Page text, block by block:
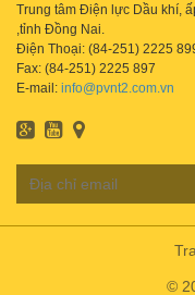
Trung tâm Điện lực Dầu khí,
,tỉnh Đồng Nai.
Điện Thoại: (84-251) 2225
Fax: (84-251) 2225 897
E-mail: info@pvnt2.com.vn
©